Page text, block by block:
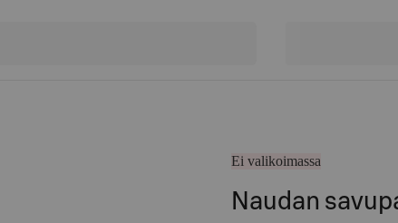
Ei valikoimassa
Naudan